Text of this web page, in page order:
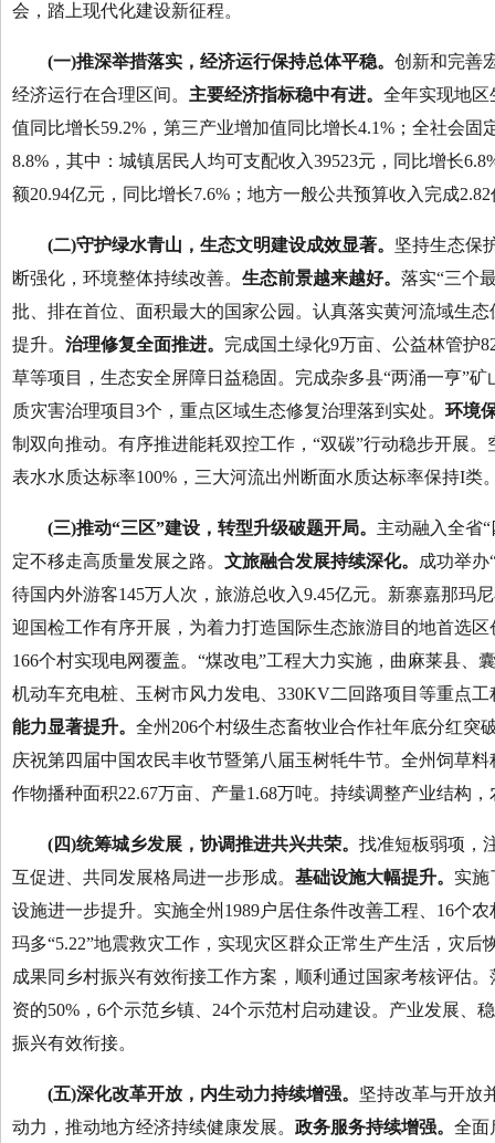
会，踏上现代化建设新征程。
(一)推深举措落实，经济运行保持总体平稳。 创新和完善
经济运行在合理区间。 主要经济指标稳中有进。 全年实现地区
值同比增长59.2%，第三产业增加值同比增长4.1%；全社会
8.8%，其中：城镇居民人均可支配收入39523元，同比增长
额20.94亿元，同比增长7.6%；地方一般公共预算收入完成
(二)守护绿水青山，生态文明建设成效显著。 坚持生态保
断强化，环境整体持续改善。 生态前景越来越好。 落实“三个
批、排在首位、面积最大的国家公园。认真落实黄河流域生
提升。 治理修复全面推进。 完成国土绿化9万亩、公益林管护
草等项目，生态安全屏障日益稳固。完成杂多县“两涌一亨”
质灾害治理项目3个，重点区域生态修复治理落到实处。 环境
制双向推动。有序推进能耗双控工作，“双碳”行动稳步开展
表水水质达标率100%，三大河流出州断面水质达标率保持I类
(三)推动“三区”建设，转型升级破题开局。 主动融入全省
定不移走高质量发展之路。 文旅融合发展持续深化。
成功举办
待国内外游客145万人次，旅游总收入9.45亿元。新寨嘉那玛
迎国检工作有序开展，为着力打造国际生态旅游目的地首选区
166个村实现电网覆盖。“煤改电”工程大力实施，曲麻莱县
机动车充电桩、玉树市风力发电、330KV二回路项目等重点
能力显著提升。 全州206个村级生态畜牧业合作社年底分红突
庆祝第四届中国农民丰收节暨第八届玉树牦牛节。全州饲草
作物播种面积22.67万亩、产量1.68万吨。持续调整产业结构
(四)统筹城乡发展，协调推进共兴共荣。 找准短板弱项，
互促进、共同发展格局进一步形成。 基础设施大幅提升。 实施
设施进一步提升。实施全州1989户居住条件改善工程、16个
玛多“5.22”地震救灾工作，实现灾区群众正常生产生活，灾后
成果同乡村振兴有效衔接工作方案，顺利通过国家考核评估
资的50%，6个示范乡镇、24个示范村启动建设。产业发展
振兴有效衔接。
(五)深化改革开放，内生动力持续增强。 坚持改革与开放
动力，推动地方经济持续健康发展。 政务服务持续增强。 全面